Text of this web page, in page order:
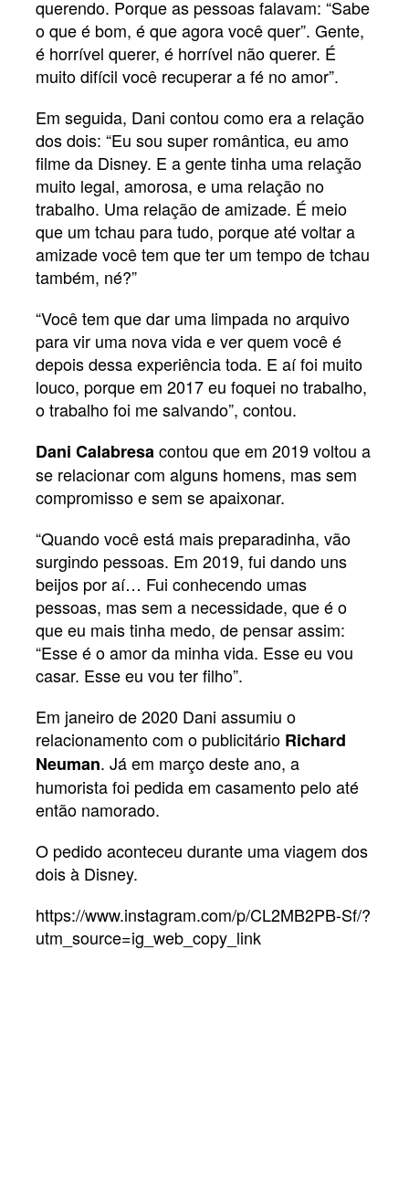
querendo. Porque as pessoas falavam: “Sabe
o que é bom, é que agora você quer”. Gente,
é horrível querer, é horrível não querer. É
muito difícil você recuperar a fé no amor”.
Em seguida, Dani contou como era a relação
dos dois: “Eu sou super romântica, eu amo
filme da Disney. E a gente tinha uma relação
muito legal, amorosa, e uma relação no
trabalho. Uma relação de amizade. É meio
que um tchau para tudo, porque até voltar a
amizade você tem que ter um tempo de tchau
também, né?”
“Você tem que dar uma limpada no arquivo
para vir uma nova vida e ver quem você é
depois dessa experiência toda. E aí foi muito
louco, porque em 2017 eu foquei no trabalho,
o trabalho foi me salvando”, contou.
Dani Calabresacontou que em 2019 voltou a
se relacionar com alguns homens, mas sem
compromisso e sem se apaixonar.
“Quando você está mais preparadinha, vão
surgindo pessoas. Em 2019, fui dando uns
beijos por aí… Fui conhecendo umas
pessoas, mas sem a necessidade, que é o
que eu mais tinha medo, de pensar assim:
“Esse é o amor da minha vida. Esse eu vou
casar. Esse eu vou ter filho”.
Em janeiro de 2020 Dani assumiu o
relacionamento com o publicitário Richard
Neuman. Já em março deste ano, a
humorista foi pedida em casamento pelo até
então namorado.
O pedido aconteceu durante uma viagem dos
dois à Disney.
https://www.instagram.com/p/CL2MB2PB-Sf/?
utm_source=ig_web_copy_link